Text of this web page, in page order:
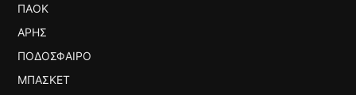
ΠΑΟΚ
ΆΡΗΣ
ΠΟΔΌΣΦΑΙΡΟ
ΜΠΆΣΚΕΤ